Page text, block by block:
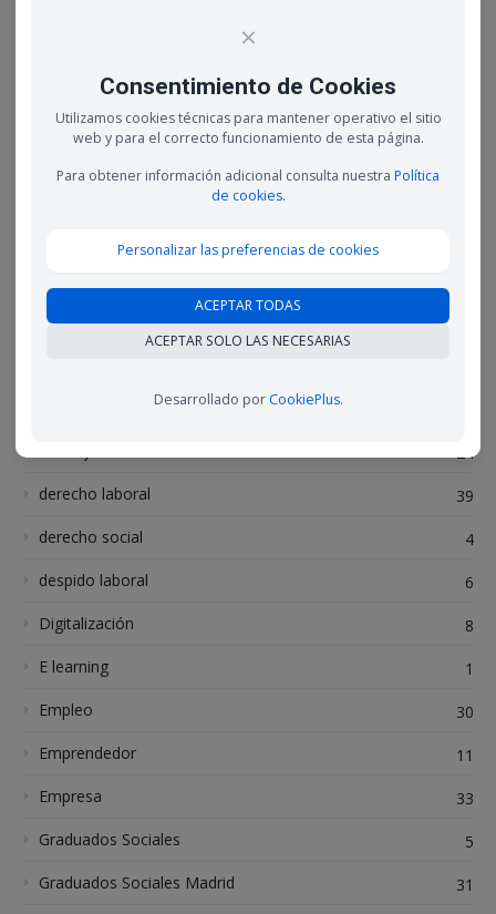
GUARDA MI NOMBRE, CORREO ELECTRÓNICO Y WEB EN
ESTE NAVEGADOR PARA LA PRÓXIMA VEZ QUE COMENTE.
TwitterLinkedIn
24
derecho laboral
39
derecho social
4
despido laboral
6
Digitalización
8
E learning
1
Empleo
30
Emprendedor
11
Empresa
33
Graduados Sociales
5
Graduados Sociales Madrid
31
×
Consentimiento de Cookies
Utilizamos cookies técnicas para mantener operativo el sitio
web y para el correcto funcionamiento de esta página.
Para obtener información adicional consulta nuestra Política
de cookies.
Personalizar las preferencias de cookies
ACEPTAR TODAS
ACEPTAR SOLO LAS NECESARIAS
Desarrollado por CookiePlus.